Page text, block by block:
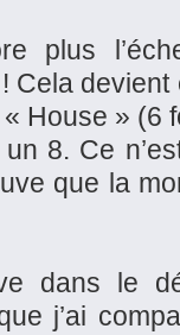
plus
Cela
House » (6
8. Ce
que la
dans le
j’ai